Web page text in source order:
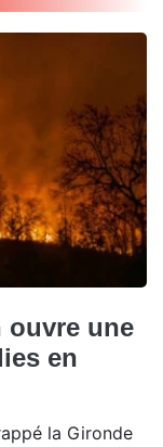
ouvre une
en
la Gironde